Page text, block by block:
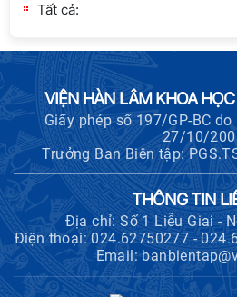
Tất cả:
VIỆN HÀN LÂM KHOA
Giấy phép số 197/GP-BC
27/10/
Trưởng Ban Biên tập:
THÔNG TIN
Địa chỉ: Số 1 Liễu Giai -
Điện thoại: 024.62750277 -
Email: